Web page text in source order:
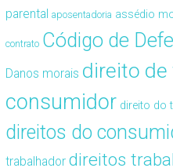
parental aposentadoria assédio
contrato Código de
Danos morais direito
consumidor direito do
direitos do
trabalhador direitos